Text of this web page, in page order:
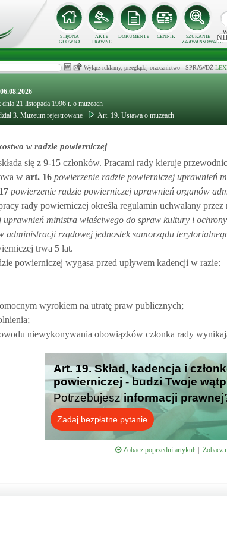
STRONA
GŁÓWNA
AKTY
PRAWNE
DOKUMENTY CENNIK
SZUKANIE
ZAAWANSOWANE
Wyłącz reklamy, przeglądaj orzecznictwo - SPRAWDŹ
06.08.2026
21 listopada 1996 r. o muzeach
3. Muzeum rejestrowane Art. 19. Ustawa o muzeach
w radzie powierniczej
się z 9-15 członków. Pracami rady kieruje
w art. 16 powierzenie radzie powierniczej uprawnień
17 powierzenie radzie powierniczej uprawnień organów
rady powierniczej określa regulamin uchwalany
uprawnień ministra właściwego do spraw kultury i
administracji rządowej jednostek samorządu
trwa 5 lat.
powierniczej wygasa przed upływem kadencji w razie:
wyrokiem na utratę praw publicznych;
niewykonywania obowiązków członka rady
Art. 19. Skład, kadencja i
powierniczej - budzi Twoje
Potrzebujesz informacji prawnej
Zadaj bezpłatne pytanie
Zobacz poprzedni artykuł| Zobacz